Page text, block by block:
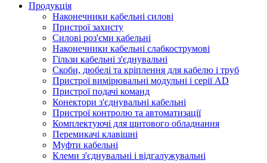
Продукція
Наконечники кабельні силові
Пристрої захисту
Силові роз'єми кабельні
Наконечники кабельні слабкострумові
Гільзи кабельні з'єднувальні
Скоби, дюбелі та кріплення для кабелю і труб
Пристрої вимірювальні модульні і серії AD
Пристрої подачі команд
Конектори з'єднувальні кабельні
Пристрої контролю та автоматизації
Комплектуючі для щитового обладнання
Перемикачі клавішні
Муфти кабельні
Клеми з'єднувальні і відгалужувальні